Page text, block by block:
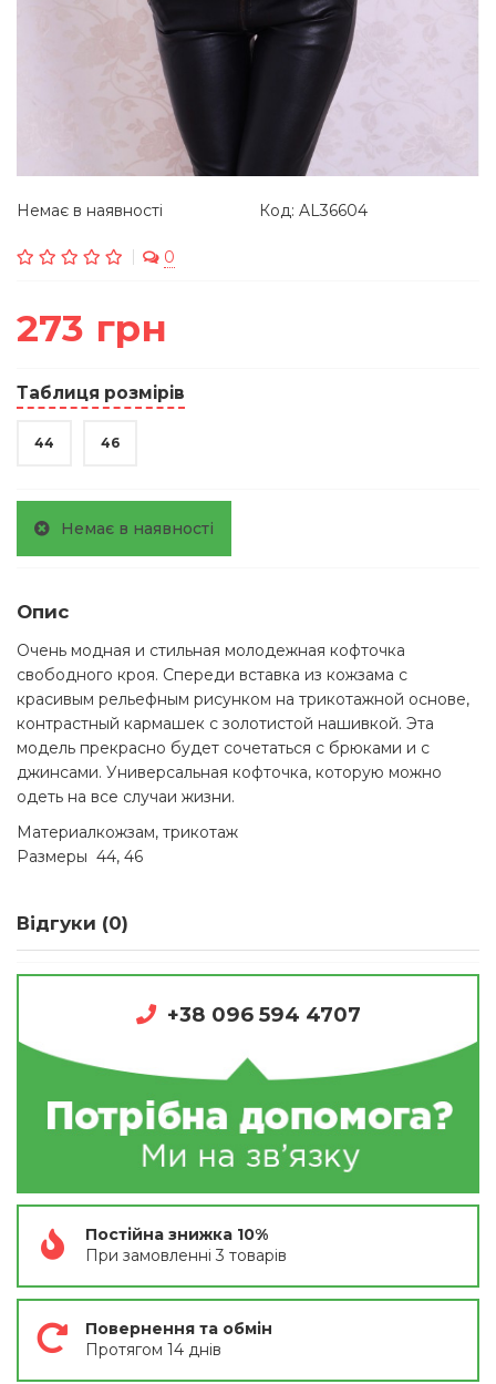
Немає в наявності Код: AL36604
0
273 грн
Таблиця розмірів
44 46
Немає в наявності
Опис
Очень модная и стильная молодежная кофточка
свободного кроя. Спереди вставка из кожзама с
красивым рельефным рисунком на трикотажной основе,
контрастный кармашек с золотистой нашивкой. Эта
модель прекрасно будет сочетаться с брюками и с
джинсами. Универсальная кофточка, которую можно
одеть на все случаи жизни.
Материалкожзам, трикотаж
Размеры 44, 46
Відгуки (0)
+38 096 594 4707
Постійна знижка 10%
При замовленні 3 товарів
Повернення та обмін
Протягом 14 днів